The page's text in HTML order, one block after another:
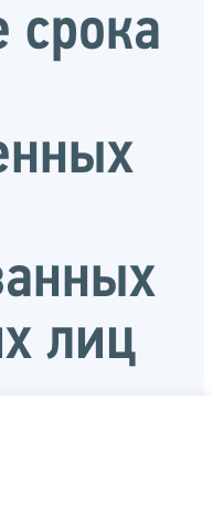
срока
лиц